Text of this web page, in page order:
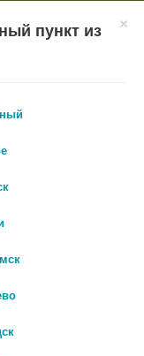
пункт из